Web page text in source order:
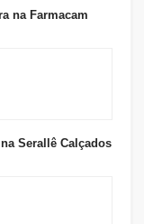
na Farmacam
Serallê Calçados